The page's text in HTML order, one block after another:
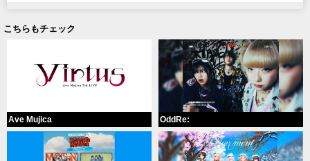
こちらもチェック
Ave Mujica OddRe: